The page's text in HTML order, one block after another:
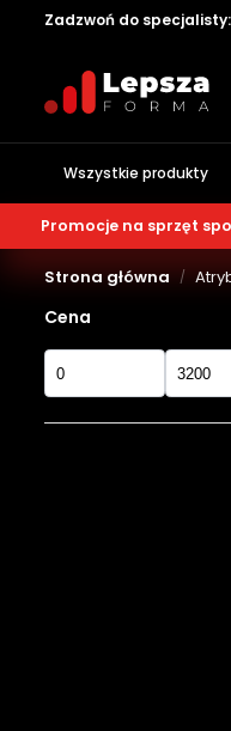
Zadzwoń do specjalisty:
Wszystkie produkty
Promocje na sprzęt
Strona główna /
Cena